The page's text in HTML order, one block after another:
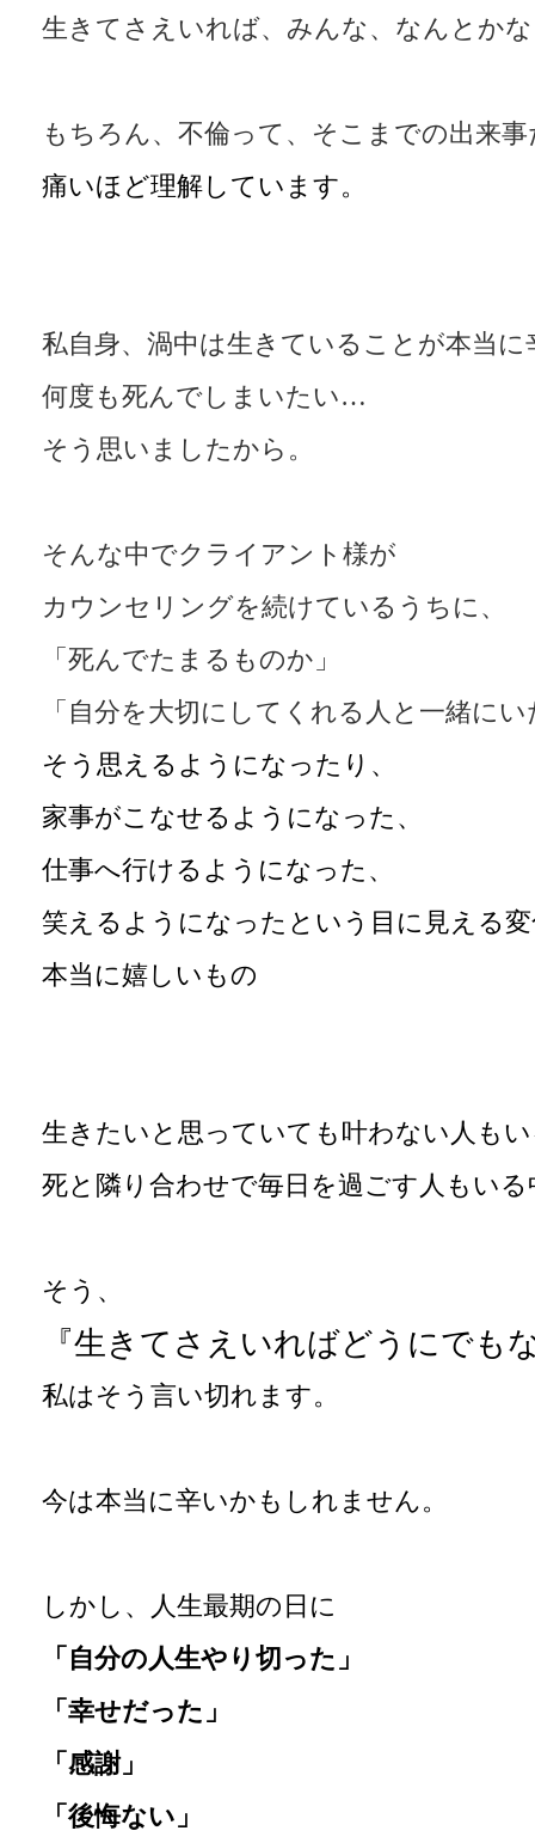
生きてさえいれば、みんな、なんとか
もちろん、不倫って、そこまでの出来
痛いほど理解しています。
私自身、渦中は生きていることが本当
何度も死んでしまいたい…
そう思いましたから。
そんな中でクライアント様が
カウンセリングを続けているうちに、
「死んでたまるものか」
「自分を大切にしてくれる人と一緒に
そう思えるようになったり、
家事がこなせるようになった、
仕事へ行けるようになった、
笑えるようになったという目に見える
本当に嬉しいもの
生きたいと思っていても叶わない人も
死と隣り合わせで毎日を過ごす人もいる
そう、
『生きてさえいればどうにでも
私はそう言い切れます。
今は本当に辛いかもしれません。
しかし、人生最期の日に
「自分の人生やり切った」
「幸せだった」
「感謝」
「後悔ない」